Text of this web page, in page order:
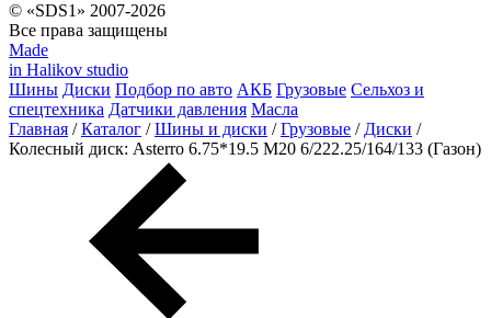
© «SDS1» 2007-2026
Все права защищены
Made
in Halikov studio
Шины Диски Подбор по авто АКБ Грузовые Сельхоз и
спецтехника Датчики давления Масла
Главная / Каталог / Шины и диски / Грузовые / Диски /
Колесный диск: Asterro 6.75*19.5 M20 6/222.25/164/133 (Газон)